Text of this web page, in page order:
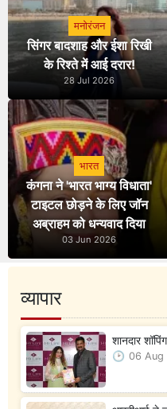
मनोरंजन
सिंगर बादशाह और ईशा रिखी
के रिश्ते में आई दरार!
28 Jul 2026
भारत
कंगना ने 'भारत भाग्य विधाता'
टाइटल छोड़ने के लिए जॉन
अब्राहम को धन्यवाद दिया
03 Jun 2026
व्यापार
शानदार
06 Aug